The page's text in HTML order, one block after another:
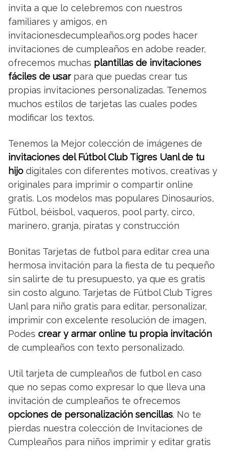
invita a que lo celebremos con nuestros
familiares y amigos, en
invitacionesdecumpleaños.org podes hacer
invitaciones de cumpleaños en adobe reader,
ofrecemos muchas plantillas de invitaciones
fáciles de usar para que puedas crear tus
propias invitaciones personalizadas. Tenemos
muchos estilos de tarjetas las cuales podes
modificar los textos.
Tenemos la Mejor colección de imágenes de
invitaciones del Fútbol Club Tigres Uanl de tu
hijo digitales con diferentes motivos, creativas y
originales para imprimir o compartir online
gratis. Los modelos mas populares Dinosaurios,
Fútbol, béisbol, vaqueros, pool party, circo,
marinero, granja, piratas y construcción
Bonitas Tarjetas de futbol para editar crea una
hermosa invitación para la fiesta de tu pequeño
sin salirte de tu presupuesto, ya que es gratis
sin costo alguno. Tarjetas de Fútbol Club Tigres
Uanl para niño gratis para editar, personalizar,
imprimir con excelente resolución de imagen,
Podes crear y armar online tu propia invitación
de cumpleaños con texto personalizado.
Util tarjeta de cumpleaños de futbol en caso
que no sepas como expresar lo que lleva una
invitación de cumpleaños te ofrecemos
opciones de personalización sencillas. No te
pierdas nuestra colección de Invitaciones de
Cumpleaños para niños imprimir y editar gratis